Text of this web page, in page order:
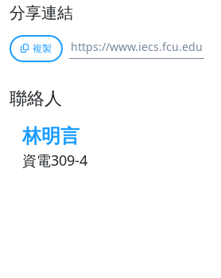
分享連結
複製
聯絡人
林明言
資電309-4